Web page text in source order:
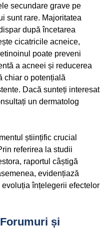
secundare grave pe
sunt rare. Majoritatea
după încetarea
cicatricile acneice,
poate preveni
a acneei și reducerea
chiar o potențială
Dacă sunteți interesat
un dermatolog
științific crucial
referirea la studii
raportul câștigă
evidențiază
înțelegerii efectelor
și